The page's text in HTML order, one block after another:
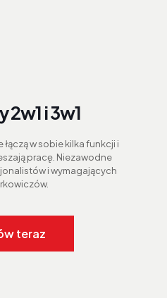
2w1 i 3w1
w sobie kilka funkcji i
pracę. Niezawodne
i wymagających
teraz